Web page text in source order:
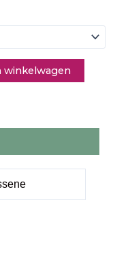
winkelwagen